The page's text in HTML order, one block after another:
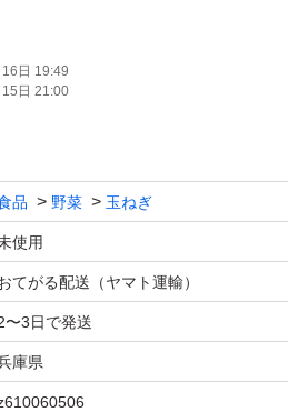
日 19:49
日 21:00
品 野菜 玉ねぎ
使用
てがる配送（ヤマト運輸）
〜3日で発送
庫県